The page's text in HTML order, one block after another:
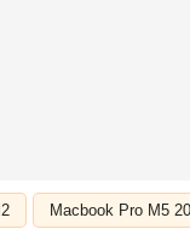
Macbook Pro M5